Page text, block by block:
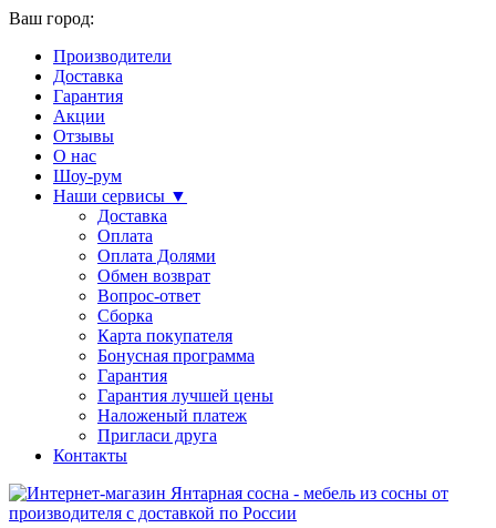
Ваш город:
Производители
Доставка
Гарантия
Акции
Отзывы
О нас
Шоу-рум
Наши сервисы ▼
Доставка
Оплата
Оплата Долями
Обмен возврат
Вопрос-ответ
Сборка
Карта покупателя
Бонусная программа
Гарантия
Гарантия лучшей цены
Наложеный платеж
Пригласи друга
Контакты